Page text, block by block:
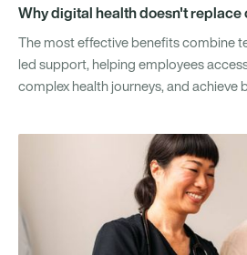
Why digital health doesn't
The most effective benefits combine
led support, helping employees
complex health journeys, and achieve